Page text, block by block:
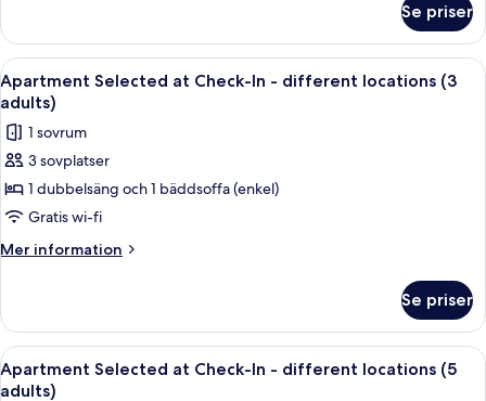
different
locations
(4
adults)
Selected
at
Check-
In
different
locations
adults)
Se priser
Öppna
alla
foton
för
Apartment
Selected
at
Check-
different
locations
(3
adults)
Ett hotellrum med en säng, ett
20
Apartment Selected at Check-In - different locations (3
adults)
1 sovrum
3 sovplatser
1 dubbelsäng och 1 bäddsoffa (enkel)
Gratis wi-fi
Mer information
Mer
Selected
at
Check-
In
Se priser
Öppna
alla
Skrivbord, arbetsyta för laptop,
16
Apartment Selected at Check-In - different locations (5
adults)